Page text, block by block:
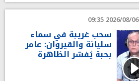
2026/08/06 09:35
سحب غريبة في سماء
سليانة والقيروان: عامر
بحبة يُفسّر الظاهرة